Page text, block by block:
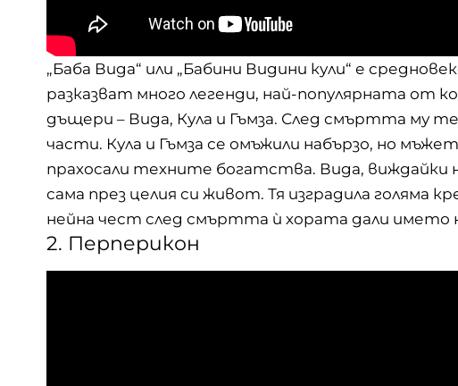
„Баба Вида“ или „Бабини Видини кули“ е
разказват много легенди, най-популярната от
дъщери – Вида, Кула и Гъмза. След смъртта му
части. Кула и Гъмза се омъжили набързо, но
прахосали техните богатства. Вида, виждайки
сама през целия си живот. Тя изградила голяма
нейна чест след смъртта ѝ хората дали името
2. Перперикон